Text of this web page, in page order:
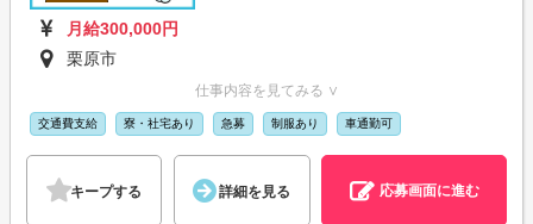
月給300,000円
栗原市
仕事内容を見てみる ∨
交通費支給 寮・社宅あり 急募 制服あり 車通勤可
キープする 詳細を見る 応募画面に進む